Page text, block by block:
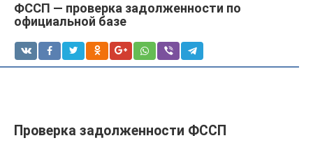
ФССП — проверка задолженности по
официальной базе
Проверка задолженности ФССП